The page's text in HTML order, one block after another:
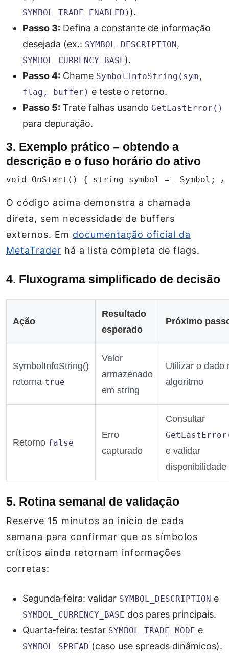
SYMBOL_TRADE_ENABLED) ).
Passo 3: Defina a constante de informação
desejada (ex.: SYMBOL_DESCRIPTION,
SYMBOL_CURRENCY_BASE).
Passo 4: Chame SymbolInfoString(sym,
flag, buffer) e teste o retorno.
Passo 5: Trate falhas usando GetLastError()
para depuração.
3. Exemplo prático – obtendo a
descrição e o fuso horário do ativo
void OnStart() { string symbol = _Symbol;
O código acima demonstra a chamada
direta, sem necessidade de buffers
externos. Em documentação oficial da
MetaTrader há a lista completa de flags.
4. Fluxograma simplificado de decisão
Ação
Resultado
esperado
Próximo
SymbolInfoString()
retorna true
Valor
armazenado
em string
Utilizar o dado
algoritmo
Retorno false
Erro
capturado
Consultar
e validar
disponibilidade
5. Rotina semanal de validação
Reserve 15 minutos ao início de cada
semana para confirmar que os símbolos
críticos ainda retornam informações
corretas:
Segunda‑feira: validar SYMBOL_DESCRIPTION e
SYMBOL_CURRENCY_BASE dos pares principais.
Quarta‑feira: testar SYMBOL_TRADE_MODE e
SYMBOL_SPREAD (caso use spreads dinâmicos).